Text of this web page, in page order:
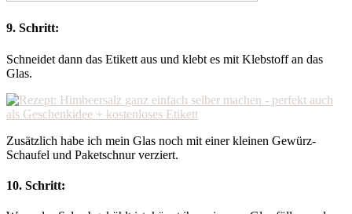
9. Schritt:
Schneidet dann das Etikett aus und klebt es mit Klebstoff an das
Glas.
Zusätzlich habe ich mein Glas noch mit einer kleinen Gewürz-
Schaufel und Paketschnur verziert.
10. Schritt: